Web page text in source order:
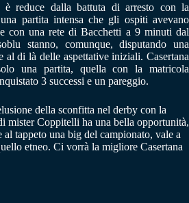
è reduce dalla battuta di arresto con la
partita intensa che gli ospiti avevano
con una rete di Bacchetti a 9 minuti dal
stanno, comunque, disputando una
al di là delle aspettative iniziali. Casertana
una partita, quella con la matricola
3 successi e un pareggio.
della sconfitta nel derby con la
mister Coppitelli ha una bella opportunità,
tappeto una big del campionato, vale a
etneo. Ci vorrà la migliore Casertana